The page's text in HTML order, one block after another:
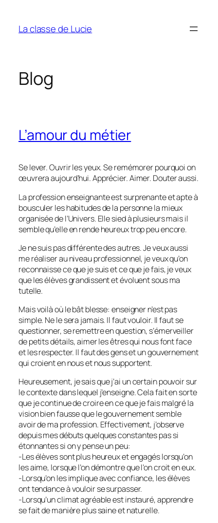
contenu
La classe de Lucie
Blog
L’amour du métier
Se lever. Ouvrir les yeux. Se remémorer pourquoi on
œuvrera aujourd’hui. Apprécier. Aimer. Douter aussi.
La profession enseignante est surprenante et apte à
bousculer les habitudes de la personne la mieux
organisée de l’Univers. Elle sied à plusieurs mais il
semble qu’elle en rende heureux trop peu encore.
Je ne suis pas différente des autres. Je veux aussi
me réaliser au niveau professionnel, je veux qu’on
reconnaisse ce que je suis et ce que je fais, je veux
que les élèves grandissent et évoluent sous ma
tutelle.
Mais voilà où le bât blesse: enseigner n’est pas
simple. Ne le sera jamais. Il faut vouloir. Il faut se
questionner, se remettre en question, s’émerveiller
de petits détails, aimer les êtres qui nous font face
et les respecter. Il faut des gens et un gouvernement
qui croient en nous et nous supportent.
Heureusement, je sais que j’ai un certain pouvoir sur
le contexte dans lequel j’enseigne. Cela fait en sorte
que je continue de croire en ce que je fais malgré la
vision bien fausse que le gouvernement semble
avoir de ma profession. Effectivement, j’observe
depuis mes débuts quelques constantes pas si
étonnantes si on y pense un peu:
-Les élèves sont plus heureux et engagés lorsqu’on
les aime, lorsque l’on démontre que l’on croit en eux.
-Lorsqu’on les implique avec confiance, les élèves
ont tendance à vouloir se surpasser.
-Lorsqu’un climat agréable est instauré, apprendre
se fait de manière plus saine et naturelle.